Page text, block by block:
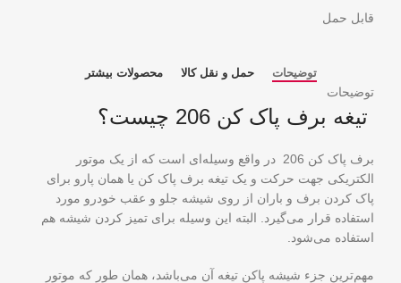
قابل حمل
توضیحات حمل و نقل کالا محصولات بیشتر
توضیحات
تیغه برف پاک کن
برف پاک کن 206 در واقع وسیله‌ای است که از یک موتور
الکتریکی جهت حرکت و یک تیغه برف پاک کن یا همان پارو برای
پاک کردن برف و باران از روی شیشه جلو و عقب خودرو مورد
استفاده قرار می‌گیرد. البته این وسیله برای تمیز کردن شیشه هم
استفاده می‌شود.
مهم‌ترین جزء شیشه پاکن تیغه آن می‌باشد، همان طور که موتور